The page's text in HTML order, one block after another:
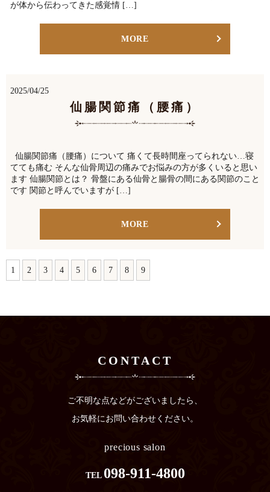
が体から伝わってきた感覚情 […]
MORE
2025/04/25
仙腸関節痛（腰痛）
仙腸関節痛（腰痛）について 痛くて長時間座ってられない…寝
てても痛む そんな仙骨周辺の痛みでお悩みの方が多くいると思い
ます 仙腸関節とは？ 骨盤にある仙骨と腸骨の間にある関節のこと
です 関節と呼んでいますが […]
MORE
1 2 3 4 5 6 7 8 9
CONTACT
ご不明な点などがございましたら、
お気軽にお問い合わせください。
precious salon
TEL 098-911-4800